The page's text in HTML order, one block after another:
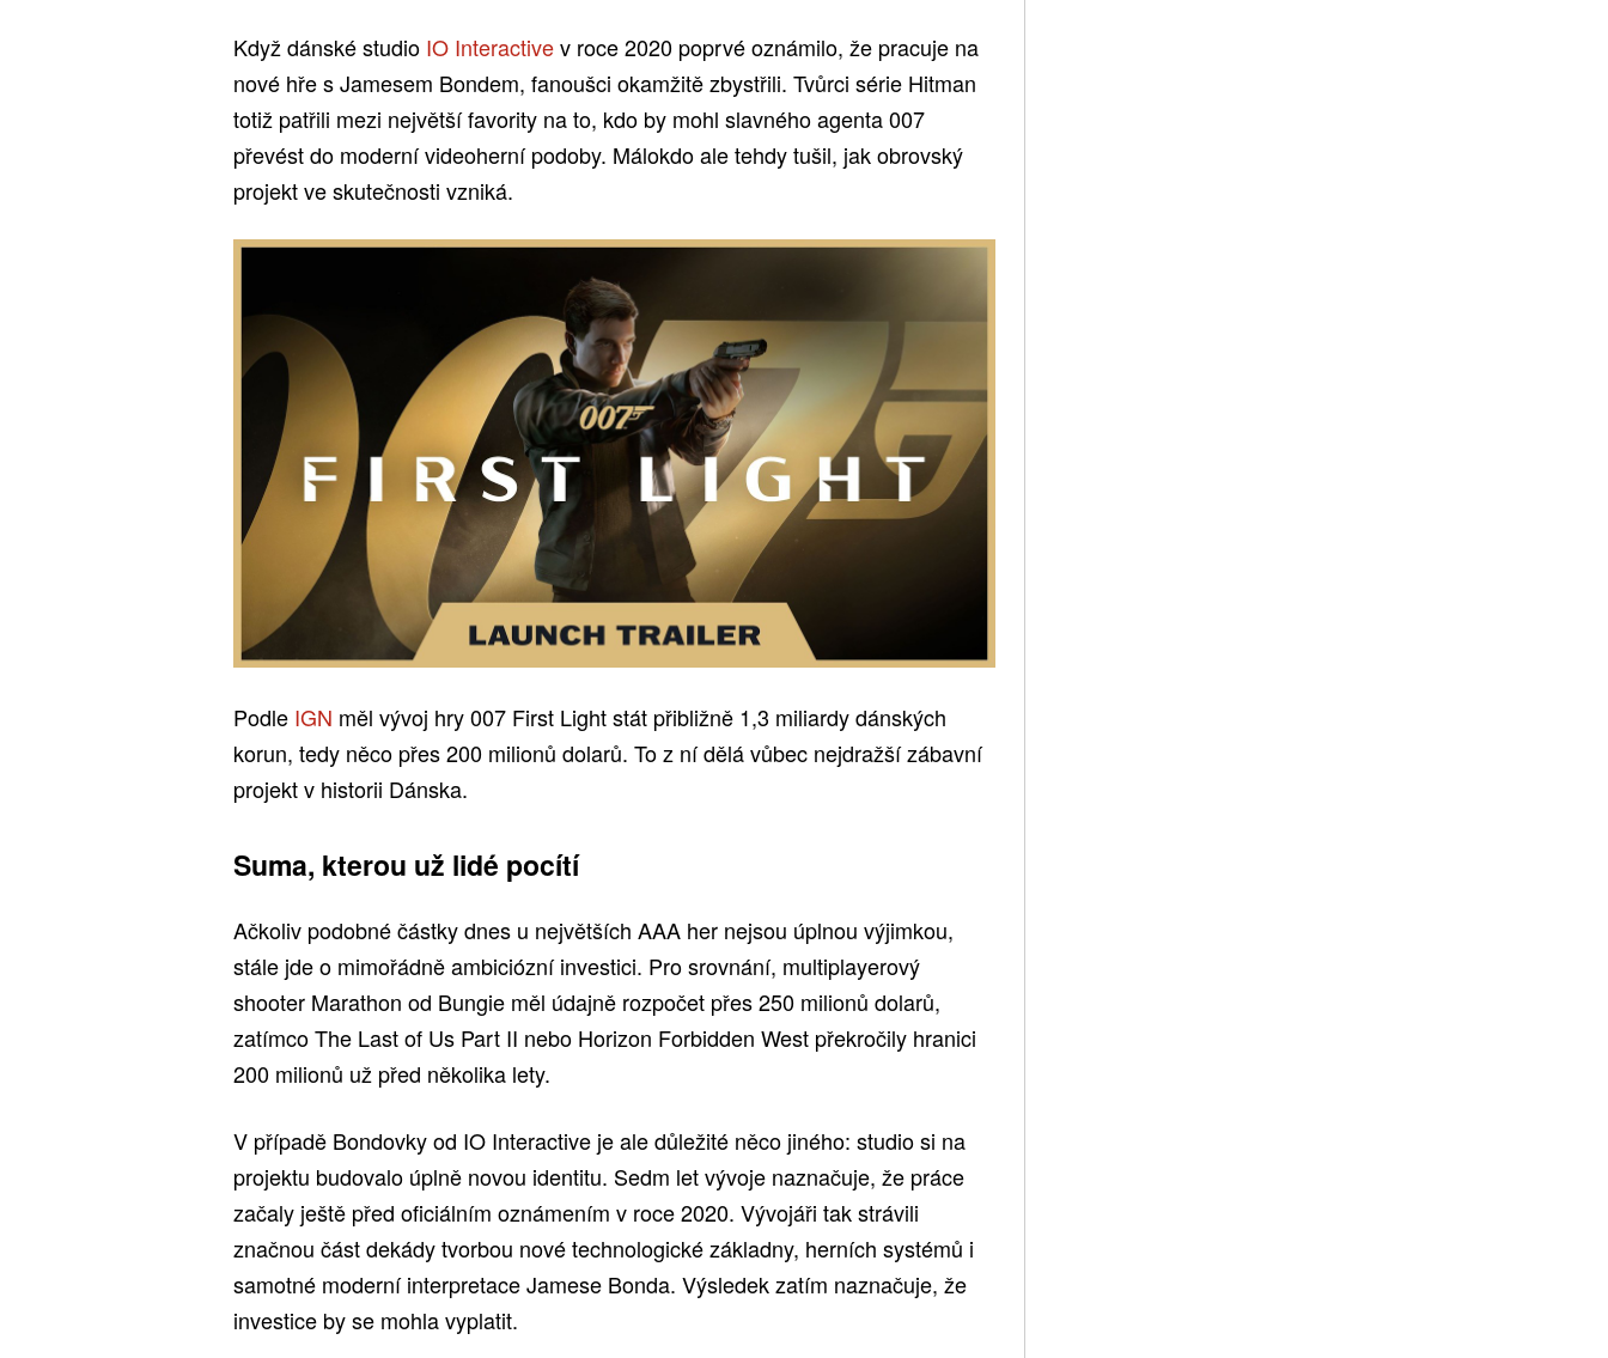
Když dánské studio IO Interactivev roce 2020 poprvé oznámilo, že pracuje na
nové hře s Jamesem Bondem, fanoušci okamžitě zbystřili. Tvůrci série Hitman
totiž patřili mezi největší favority na to, kdo by mohl slavného agenta 007
převést do moderní videoherní podoby. Málokdo ale tehdy tušil, jak obrovský
projekt ve skutečnosti vzniká.
Podle IGN měl vývoj hry 007 First Light stát přibližně 1,3 miliardy dánských
korun, tedy něco přes 200 milionů dolarů. To z ní dělá vůbec nejdražší zábavní
projekt v historii Dánska.
Suma, kterou už lidé pocítí
Ačkoliv podobné částky dnes u největších AAA her nejsou úplnou výjimkou,
stále jde o mimořádně ambiciózní investici. Pro srovnání, multiplayerový
shooter Marathon od Bungie měl údajně rozpočet přes 250 milionů dolarů,
zatímco The Last of Us Part II nebo Horizon Forbidden West překročily hranici
200 milionů už před několika lety.
V případě Bondovky od IO Interactive je ale důležité něco jiného: studio si na
projektu budovalo úplně novou identitu. Sedm let vývoje naznačuje, že práce
začaly ještě před oficiálním oznámením v roce 2020. Vývojáři tak strávili
značnou část dekády tvorbou nové technologické základny, herních systémů i
samotné moderní interpretace Jamese Bonda. Výsledek zatím naznačuje, že
investice by se mohla vyplatit.